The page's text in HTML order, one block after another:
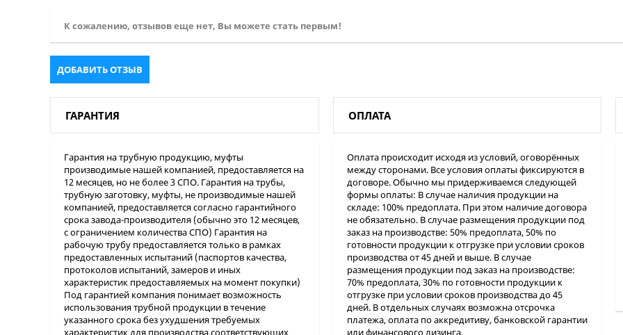
К сожалению, отзывов еще нет, Вы можете стать первым!
ДОБАВИТЬ ОТЗЫВ
ГАРАНТИЯ
Гарантия на трубную продукцию, муфты
производимые нашей компанией, предоставляется на
12 месяцев, но не более 3 СПО. Гарантия на трубы,
трубную заготовку, муфты, не производимые нашей
компанией, предоставляется согласно гарантийного
срока завода-производителя (обычно это 12 месяцев,
с ограничением количества СПО) Гарантия на
рабочую трубу предоставляется только в рамках
предоставленных испытаний (паспортов качества,
протоколов испытаний, замеров и иных
характеристик предоставляемых на момент покупки)
Под гарантией компания понимает возможность
использования трубной продукции в течение
указанного срока без ухудшения требуемых
характеристик для производства соответствующих
ОПЛАТА
Оплата происходит исходя из условий, оговорённых
между сторонами. Все условия оплаты фиксируются в
договоре. Обычно мы придерживаемся следующей
формы оплаты: В случае наличия продукции на
складе: 100% предоплата. При этом наличие договора
не обязательно. В случае размещения продукции под
заказ на производстве: 50% предоплата, 50% по
готовности продукции к отгрузке при условии сроков
производства от 45 дней и выше. В случае
размещения продукции под заказ на производстве:
70% предоплата, 30% по готовности продукции к
отгрузке при условии сроков производства до 45
дней. В отдельных случаях возможна отсрочка
платежа, оплата по аккредитиву, банковской гарантии
или финансового лизинга.